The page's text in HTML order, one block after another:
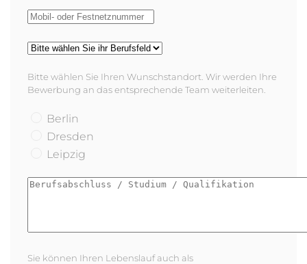
Bitte wählen Sie Ihren Wunschstandort. Wir werden Ihre
Bewerbung an das entsprechende Team weiterleiten.
Berlin
Dresden
Leipzig
Sie können Ihren Lebenslauf auch als